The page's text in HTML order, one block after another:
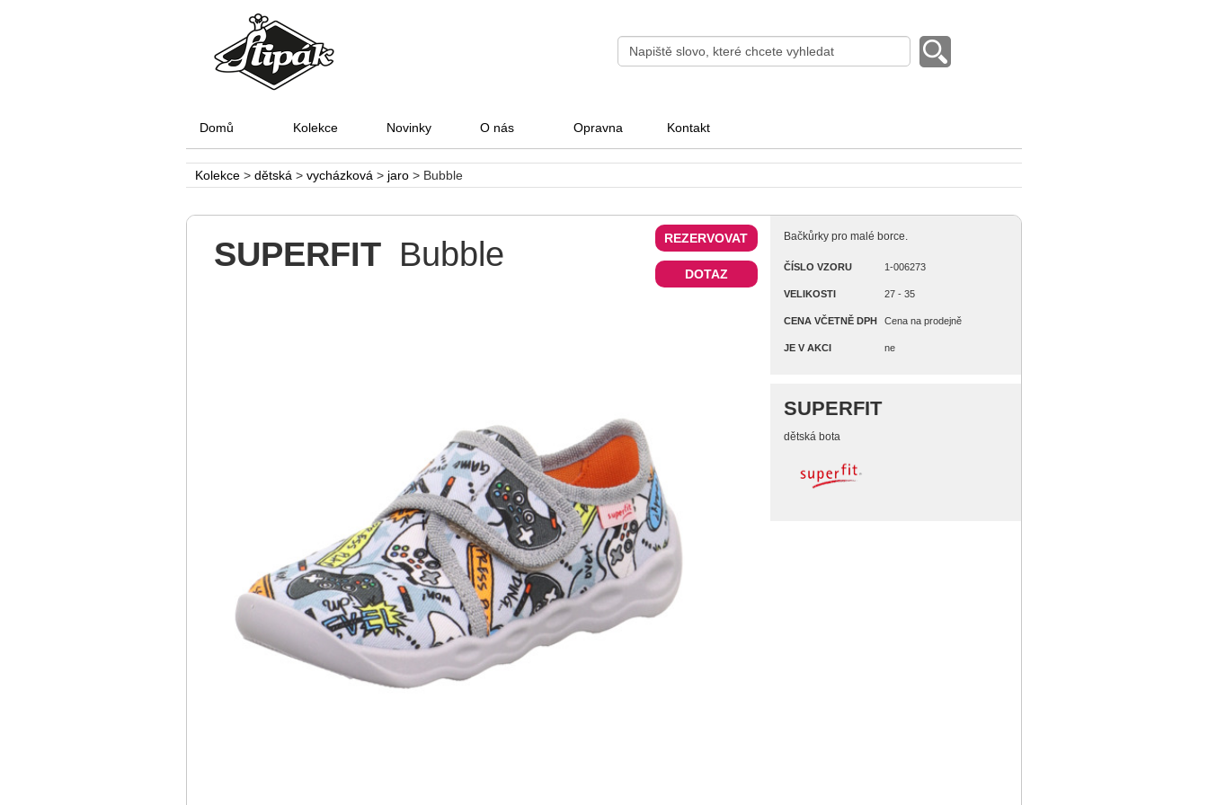
Domů Kolekce Novinky O nás Opravna Kontakt
Kolekce > dětská > vycházková > jaro > Bubble
SUPERFIT Bubble REZERVOVAT
DOTAZ
Bačkůrky pro malé borce.
ČÍSLO VZORU
VELIKOSTI
CENA VČETNĚ DPH
JE V AKCI
1-006273
27 - 35
Cena na prodejně
ne
SUPERFIT
dětská bota